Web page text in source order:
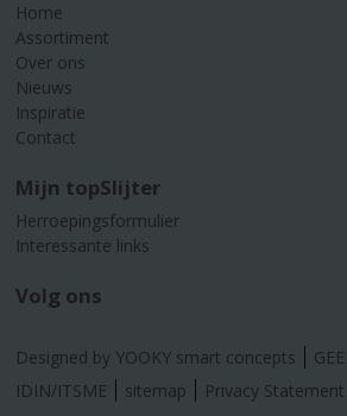
Home
Assortiment
Over ons
Nieuws
Inspiratie
Contact
Mijn topSlijter
Herroepingsformulier
Interessante links
Volg ons
Designed by YOOKY smart concepts
IDIN/ITSME
sitemap Privacy Statement